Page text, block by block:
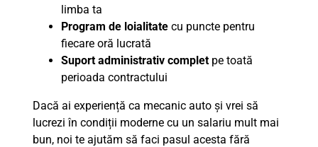
limba ta
Program de loialitate cu puncte pentru
fiecare oră lucrată
Suport administrativ complet pe toată
perioada contractului
Dacă ai experiență ca mecanic auto și vrei să
lucrezi în condiții moderne cu un salariu mult mai
bun, noi te ajutăm să faci pasul acesta fără